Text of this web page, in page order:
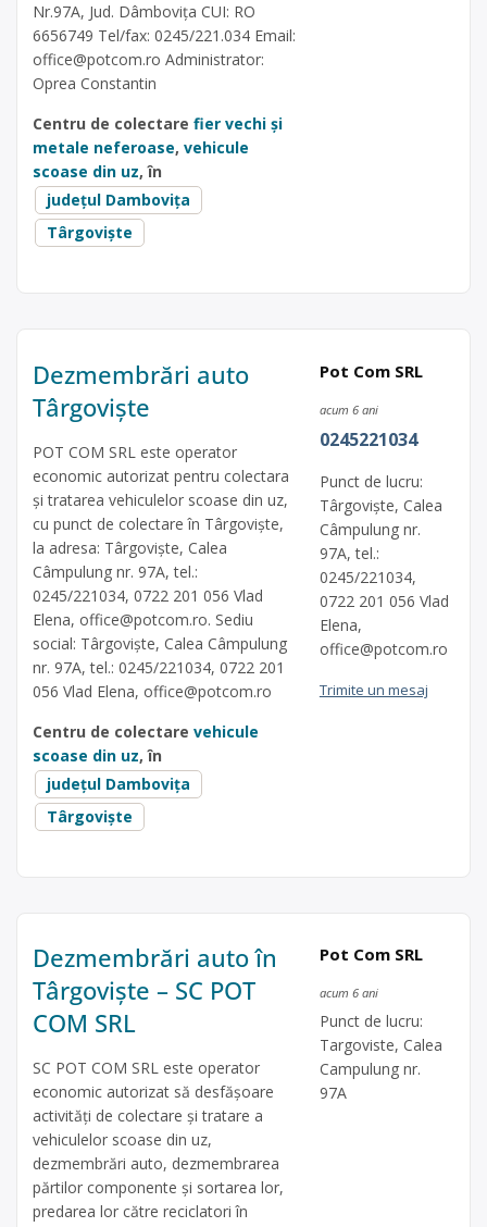
Nr.97A, Jud. Dâmbovița CUI: RO
6656749 Tel/fax: 0245/221.034 Email:
office@potcom.ro Administrator:
Oprea Constantin
Centru de colectare fier vechi și
metale neferoase, vehicule
scoase din uz, în
județul Dambovița
Târgoviște
Dezmembrări auto
Târgoviște
POT COM SRL este operator
economic autorizat pentru colectara
și tratarea vehiculelor scoase din uz,
cu punct de colectare în Târgoviște,
la adresa: Târgoviște, Calea
Câmpulung nr. 97A, tel.:
0245/221034, 0722 201 056 Vlad
Elena, office@potcom.ro. Sediu
social: Târgoviște, Calea Câmpulung
nr. 97A, tel.: 0245/221034, 0722 201
056 Vlad Elena, office@potcom.ro
Centru de colectare vehicule
scoase din uz, în
județul Dambovița
Târgoviște
Pot Com SRL
acum 6 ani
0245221034
Punct de lucru:
Târgoviște, Calea
Câmpulung nr.
97A, tel.:
0245/221034,
0722 201 056 Vlad
Elena,
office@potcom.ro
Trimite un mesaj
Dezmembrări auto în
Târgoviște – SC POT
COM SRL
SC POT COM SRL este operator
economic autorizat să desfăşoare
activităţi de colectare şi tratare a
vehiculelor scoase din uz,
dezmembrări auto, dezmembrarea
părtilor componente și sortarea lor,
predarea lor către reciclatori în
Pot Com SRL
acum 6 ani
Punct de lucru:
Targoviste, Calea
Campulung nr.
97A